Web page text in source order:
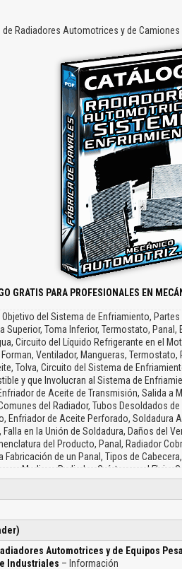
Radiadores Automotrices y de Camiones
GRATIS PARA PROFESIONALES EN
del Sistema de Enfriamiento,
Superior, Toma Inferior, Termostato,
Circuito del Líquido Refrigerante en el
Ventilador, Mangueras,
Tolva, Circuito del Sistema de
y que Involucran al Sistema de
de Aceite de Transmisión, Salida a
del Radiador, Tubos Desoldados
Enfriador de Aceite Perforado, Soldadura
en la Unión de Soldadura, Daños del
del Producto, Panal, Radiador
Fabricación de un Panal, Tipos de
Medir un Radiador, Guíate con el Flujo,
Equipo Pesado, Radiadores
Automotrices, Automóviles y
Superior, Tubo de Aviso, Toma Superior,
el Catalogo de Radiadores,
Mini Cooper, Radiadores Buick,
Hyundai, Jeep, Plymouth, Radiadores Ford,
Radiadores Mitsubishi, Radiadores Nissan,
Automotrices y de Equipos
Industriales – Información